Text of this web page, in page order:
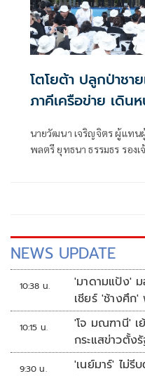
โตโยต้า ปลูกป่าช
ภาคีเครือข่าย เดิน
นายวัฒนา เจริญจิตร ผู้แทน
พลตรี ยุทธนา ธรรมธร รอง
NEWS UPDATE
10:38 น.
'มาดามแป้ง' ม
เชียร์ 'ช้างศึก
10:15 น.
'โจ มณฑานี' เ
กระแสข่าวตั้ง
เลย
9:30 น.
'เนย์มาร์' ไม่